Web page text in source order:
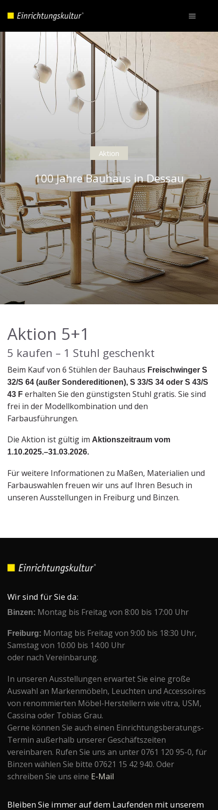
Aktion
100 Jahre Bauhaus in Dessau
Aktion 5+1
5 kaufen – 1 Stuhl geschenkt
Beim Kauf von 6 Stühlen der Bauhaus Freischwinger S
32/S 64 (außer Sondereditionen), S 33/S 34 oder S 43/S
43 Ferhalten Sie den günstigsten Stuhl gratis. Sie sind
frei in der Modellkombination und den
Farbausführungen.
Die Aktion ist gültig im Aktionszeitraum vom
1.10.2025.–31.03.2026.
Für weitere Informationen zu Maßen, Materialien und
Farbauswahlen freuen wir uns auf Ihren Besuch in
unseren Ausstellungen in Freiburg und Binzen.
Wir sind für Sie da:
Binzen: Montag bis Freitag von 8:00 bis 17:00 Uhr
Freiburg: Montag bis Freitag von 9:00 bis 18:30 Uhr,
Samstag von 10:00 bis 14:00 Uhr
oder nach Vereinbarung.
In unseren Ausstellungen erwartet Sie eine große
Auswahl an Markenmöbeln, Leuchten und Accessoires
von renommierten Möbel-Herstellern wie vitra, USM,
Cassina oder Tobias Grau.
Gerne können Sie auch einen Einrichtungsberatungs-
Termin außerhalb unserer Geschäftszeiten
vereinbaren. Rufen Sie uns an unter 0761 120 95-0, für
Binzen wählen Sie bitte 07621 15 42 940. Oder
schreiben Sie uns eine E-Mail
Bleiben Sie immer auf dem Laufenden mit unserem